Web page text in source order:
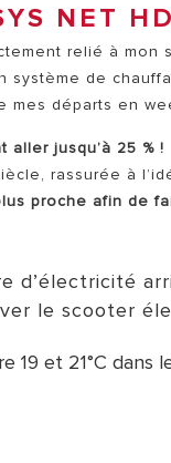
NET
relié à mon
système de
départs en
jusqu’à 25 % !
rassurée à
proche afin de
d’électricité
le scooter
et 21°C dans